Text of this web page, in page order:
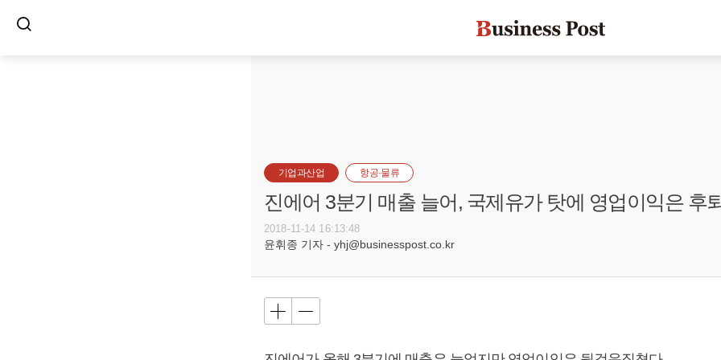
기업과산업 항공·물류
진에어 3분기 매출 늘어, 국제유가 탓에 영업이익은 후
2018-11-14 16:13:48
윤휘종 기자 - yhj@businesspost.co.kr